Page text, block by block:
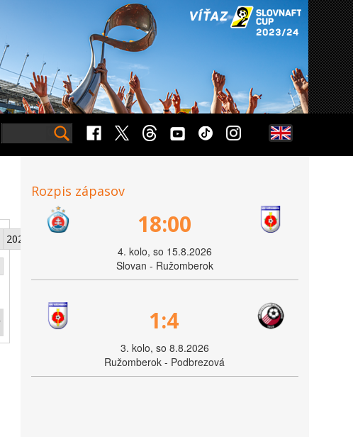
2026
Rozpis zápasov
18:00
4. kolo, so 15.8.2026
Slovan - Ružomberok
1:4
3. kolo, so 8.8.2026
Ružomberok - Podbrezová